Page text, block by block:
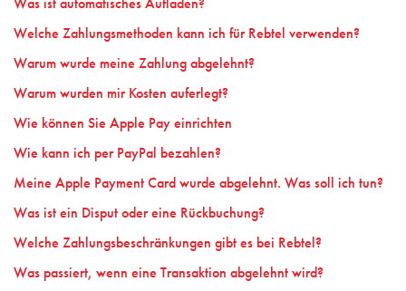
Was ist automatisches Aufladen?
Welche Zahlungsmethoden kann ich für Rebtel verwenden?
Warum wurde meine Zahlung abgelehnt?
Warum wurden mir Kosten auferlegt?
Wie können Sie Apple Pay einrichten
Wie kann ich per PayPal bezahlen?
Meine Apple Payment Card wurde abgelehnt. Was soll ich tun?
Was ist ein Disput oder eine Rückbuchung?
Welche Zahlungsbeschränkungen gibt es bei Rebtel?
Was passiert, wenn eine Transaktion abgelehnt wird?